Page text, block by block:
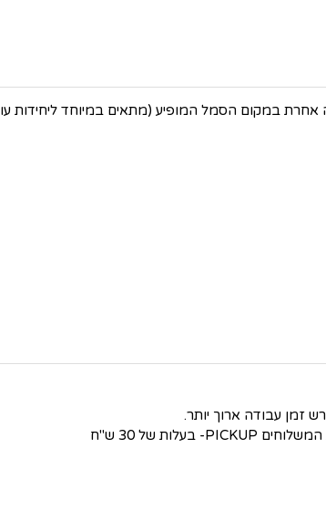
במקום הסמל המופיע (מתאים במיוחד ליחידות